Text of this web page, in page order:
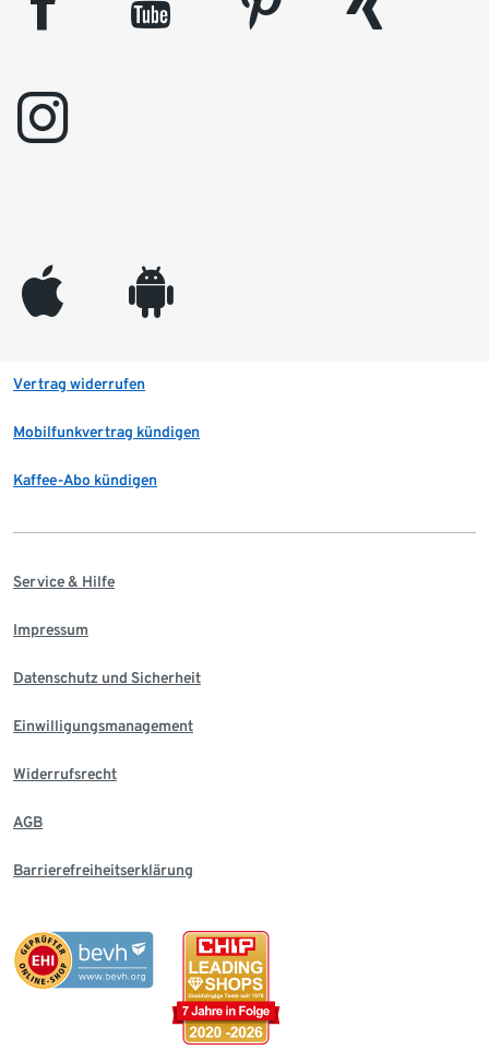
instagram
appleinc android
Vertrag widerrufen
Mobilfunkvertrag kündigen
Kaffee-Abo kündigen
Service & Hilfe
Impressum
Datenschutz und Sicherheit
Einwilligungsmanagement
Widerrufsrecht
AGB
Barrierefreiheitserklärung